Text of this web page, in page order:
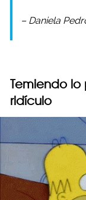
– Daniela
Temiendo
ridículo